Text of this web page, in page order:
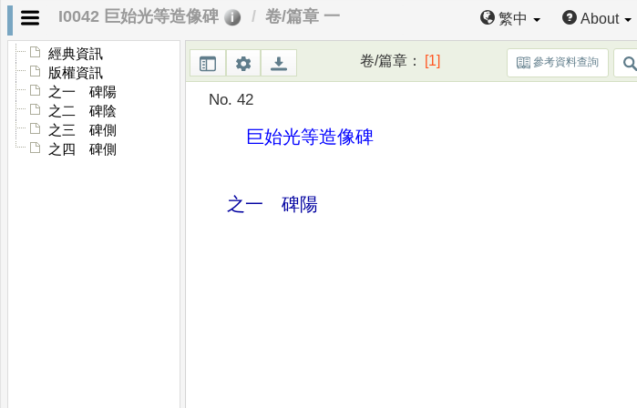
I0042 巨始光等造像碑 卷/篇章 一 繁中 About
經典資訊
版權資訊
之一 碑陽
之二 碑陰
之三 碑側
之四 碑側
卷/篇章 ： [1] 參考資料查詢
No. 42
巨始光等造像碑
之一 碑陽